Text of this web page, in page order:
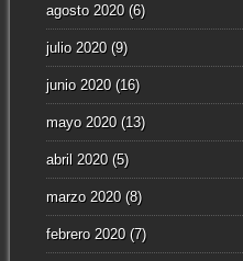
agosto 2020(6)
julio 2020(9)
junio 2020(16)
mayo 2020(13)
abril 2020(5)
marzo 2020(8)
febrero 2020(7)